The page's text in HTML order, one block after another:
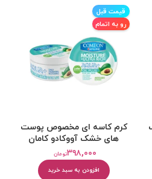
قیمت قبل
رو به اتمام
کرم کاسه ای مخصوص پوست
های خشک آووکادو کامان
تومان۳۹۸,۰۰۰
افزودن به سبد خرید